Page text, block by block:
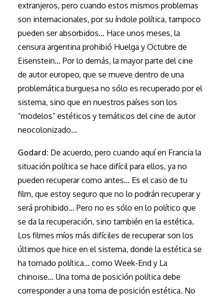
extranjeros, pero cuando estos mismos problemas
son internacionales, por su índole política, tampoco
pueden ser absorbidos… Hace unos meses, la
censura argentina prohibió Huelga y Octubre de
Eisenstein… Por lo demás, la mayor parte del cine
de autor europeo, que se mueve dentro de una
problemática burguesa no sólo es recuperado por el
sistema, sino que en nuestros países son los
“modelos” estéticos y temáticos del cine de autor
neocolonizado…
Godard: De acuerdo, pero cuando aquí en Francia la
situación política se hace difícil para ellos, ya no
pueden recuperar como antes… Es el caso de tu
film, que estoy seguro que no lo podrán recuperar y
será prohibido… Pero no es sólo en lo político que
se da la recuperación, sino también en la estética.
Los filmes míos más difíciles de recuperar son los
últimos que hice en el sistema, donde la estética se
ha tornado política… como Week-End y La
chinoise… Una toma de posición política debe
corresponder a una toma de posición estética. No